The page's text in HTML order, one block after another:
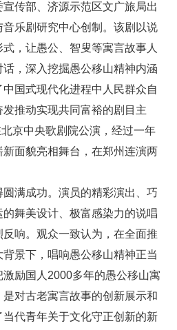
传部、济源示范区文广旅局出
乐剧研究中心创制。该剧以说
，让愚公、智叟等寓言故事人
，深入挖掘愚公移山精神内涵
国式现代化进程中人民群众自
推动实现共同富裕的剧目主
京中央歌剧院公演，经过一年
面貌亮相舞台，在郑州连演两
满成功。演员的精彩演出、巧
舞美设计、极富感染力的说唱
响。观众一致认为，在全面推
景下，唱响愚公移山精神正当
励国人2000多年的愚公移山寓
对古老寓言故事的创新展示和
代青年关于文化守正创新的新